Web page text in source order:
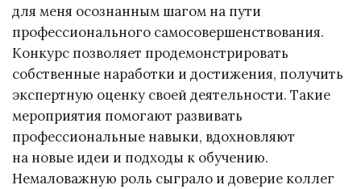
для меня осознанным шагом на пути
профессионального самосовершенствования.
Конкурс позволяет продемонстрировать
собственные наработки и достижения, получить
экспертную оценку своей деятельности. Такие
мероприятия помогают развивать
профессиональные навыки, вдохновляют
на новые идеи и подходы к обучению.
Немаловажную роль сыграло и доверие коллег